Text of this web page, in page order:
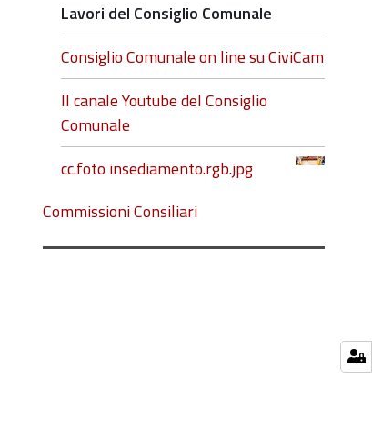
Lavori del Consiglio Comunale
Consiglio Comunale on line su CiviCam
Il canale Youtube del Consiglio
Comunale
cc.foto insediamento.rgb.jpg
Commissioni Consiliari